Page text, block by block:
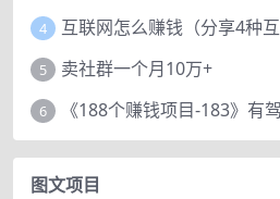
4 互联网怎么赚钱（分享4种互
5 卖社群一个月10万+
6
图文项目